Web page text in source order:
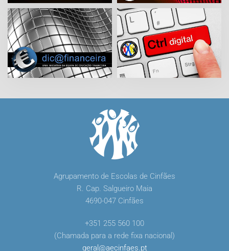
Agrupamento de Escolas de Cinfães
R. Cap. Salgueiro Maia
4690-047 Cinfães
+351 255 560 100
(Chamada para a rede fixa nacional)
geral @aecinfaes pt